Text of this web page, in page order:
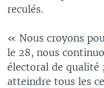
reculés.
« Nous croyons
le 28, nous
électoral de qualité
atteindre tous les